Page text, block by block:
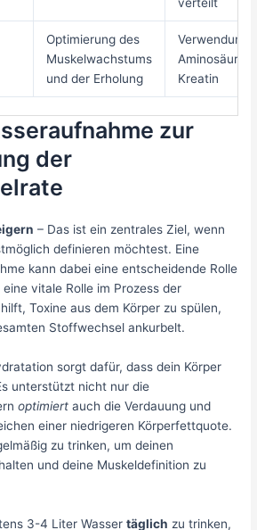
Optimierung des
Muskelwachstums
und der Erholung
Verwendung
Aminosäuren
Kreatin
zur
der
– Das ist ein zentrales Ziel, wenn
definieren möchtest. Eine
kann dabei eine entscheidende Rolle
vitale Rolle im Prozess der
Toxine aus dem Körper zu spülen,
Stoffwechsel ankurbelt.
sorgt dafür, dass dein Körper
unterstützt nicht nur die
optimiert auch die Verdauung und
einer niedrigeren Körperfettquote.
zu trinken, um deinen
und deine Muskeldefinition zu
3-4 Liter Wassertäglich zu trinken,